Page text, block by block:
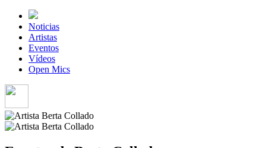
Noticias
Artistas
Eventos
Vídeos
Open Mics